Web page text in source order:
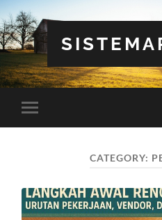
Toggle
mobile
CATEGORY: